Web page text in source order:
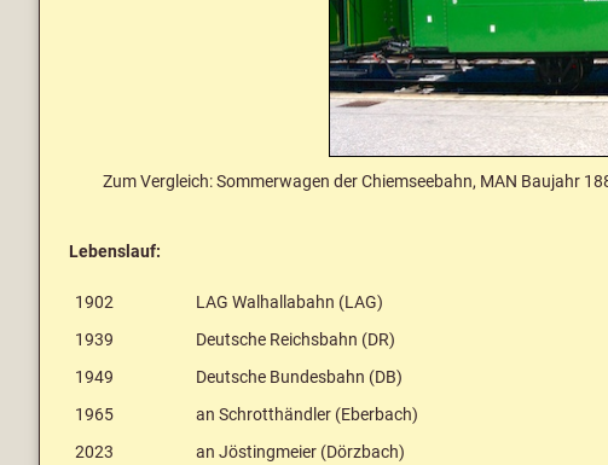
Zum Vergleich: Sommerwagen der Chiemseebahn, MAN Baujahr
Lebenslauf:
1902
LAG Walhallabahn (LAG)
1939
Deutsche Reichsbahn (DR)
1949
Deutsche Bundesbahn (DB)
1965
an Schrotthändler (Eberbach)
2023
an Jöstingmeier (Dörzbach)